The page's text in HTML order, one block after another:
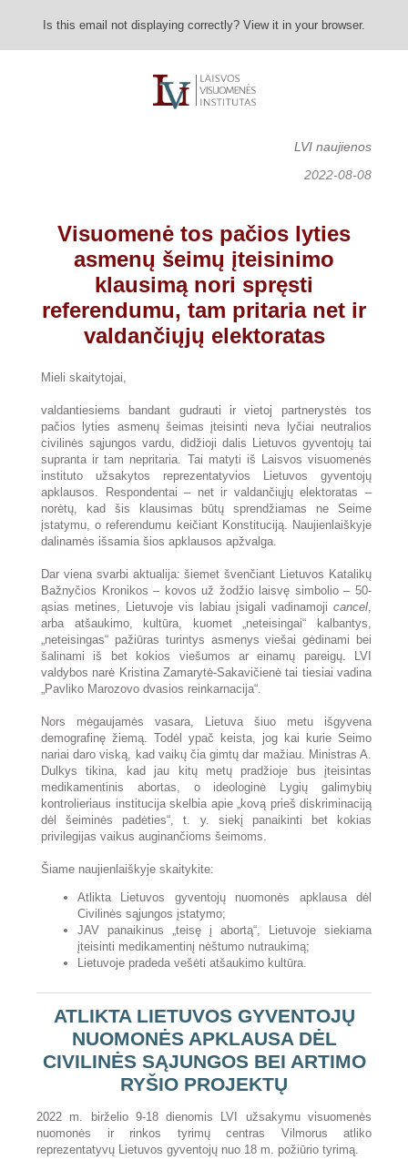
Is this email not displaying correctly? View it in your browser.
LVI naujienos
2022-08-08
Visuomenė tos pačios lyties
asmenų šeimų įteisinimo
klausimą nori spręsti
referendumu, tam pritaria net ir
valdančiųjų elektoratas
Mieli skaitytojai,
valdantiesiems bandant gudrauti ir vietoj partnerystės tos
pačios lyties asmenų šeimas įteisinti neva lyčiai neutralios
civilinės sąjungos vardu, didžioji dalis Lietuvos gyventojų tai
supranta ir tam nepritaria. Tai matyti iš Laisvos visuomenės
instituto užsakytos reprezentatyvios Lietuvos gyventojų
apklausos. Respondentai – net ir valdančiųjų elektoratas –
norėtų, kad šis klausimas būtų sprendžiamas ne Seime
įstatymu, o referendumu keičiant Konstituciją. Naujienlaiškyje
dalinamės išsamia šios apklausos apžvalga.
Dar viena svarbi aktualija: šiemet švenčiant Lietuvos Katalikų
Bažnyčios Kronikos – kovos už žodžio laisvę simbolio – 50-
ąsias metines, Lietuvoje vis labiau įsigali vadinamoji cancel,
arba atšaukimo, kultūra, kuomet „neteisingai“ kalbantys,
„neteisingas“ pažiūras turintys asmenys viešai gėdinami bei
šalinami iš bet kokios viešumos ar einamų pareigų. LVI
valdybos narė Kristina Zamarytė-Sakavičienė tai tiesiai vadina
„Pavliko Marozovo dvasios reinkarnacija“.
Nors mėgaujamės vasara, Lietuva šiuo metu išgyvena
demografinę žiemą. Todėl ypač keista, jog kai kurie Seimo
nariai daro viską, kad vaikų čia gimtų dar mažiau. Ministras A.
Dulkys tikina, kad jau kitų metų pradžioje bus įteisintas
medikamentinis abortas, o ideologinė Lygių galimybių
kontrolieriaus institucija skelbia apie „kovą prieš diskriminaciją
dėl šeiminės padėties“, t. y. siekį panaikinti bet kokias
privilegijas vaikus auginančioms šeimoms.
Šiame naujienlaiškyje skaitykite:
Atlikta Lietuvos gyventojų nuomonės apklausa dėl
Civilinės sąjungos įstatymo;
JAV panaikinus „teisę į abortą“, Lietuvoje siekiama
įteisinti medikamentinį nėštumo nutraukimą;
Lietuvoje pradeda vešėti atšaukimo kultūra.
ATLIKTA LIETUVOS GYVENTOJŲ
NUOMONĖS APKLAUSA DĖL
CIVILINĖS SĄJUNGOS BEI ARTIMO
RYŠIO PROJEKTŲ
2022 m. birželio 9-18 dienomis LVI užsakymu visuomenės
nuomonės ir rinkos tyrimų centras Vilmorus atliko
reprezentatyvų Lietuvos gyventojų nuo 18 m. požiūrio tyrimą.